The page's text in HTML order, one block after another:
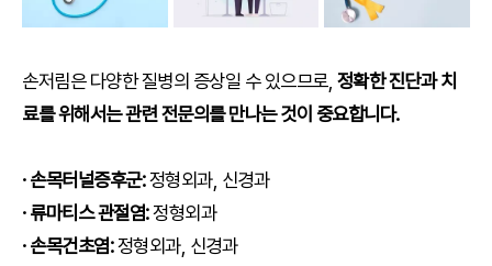
손저림은 다양한 질병의 증상일 수 있으므로, 정확한 진단과 치
료를 위해서는 관련 전문의를 만나는 것이 중요합니다.
· 손목터널증후군:정형외과, 신경과
· 류마티스 관절염:정형외과
· 손목건초염:정형외과, 신경과